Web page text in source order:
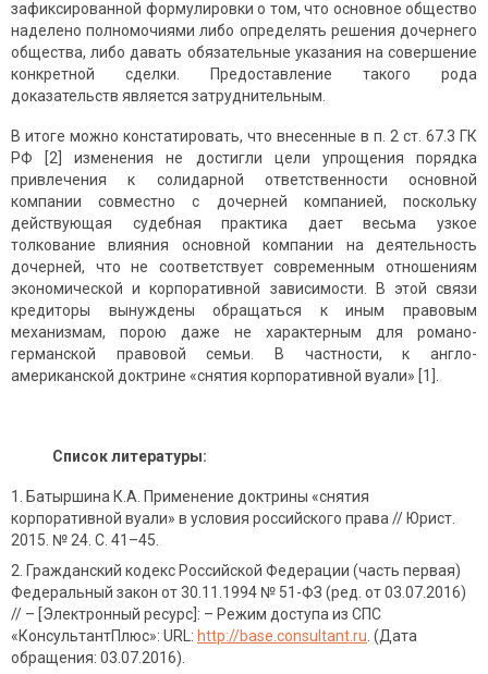
зафиксированной формулировки о том, что основное общество
наделено полномочиями либо определять решения дочернего
общества, либо давать обязательные указания на совершение
конкретной сделки. Предоставление такого рода
доказательств является затруднительным.
В итоге можно констатировать, что внесенные в п. 2 ст. 67.3 ГК
РФ [2] изменения не достигли цели упрощения порядка
привлечения к солидарной ответственности основной
компании совместно с дочерней компанией, поскольку
действующая судебная практика дает весьма узкое
толкование влияния основной компании на деятельность
дочерней, что не соответствует современным отношениям
экономической и корпоративной зависимости. В этой связи
кредиторы вынуждены обращаться к иным правовым
механизмам, порою даже не характерным для романо-
германской правовой семьи. В частности, к англо-
американской доктрине «снятия корпоративной вуали» [1].
Список литературы:
Батыршина К.А. Применение доктрины «снятия
корпоративной вуали» в условия российского права // Юрист.
2015. № 24. С. 41–45.
Гражданский кодекс Российской Федерации (часть первая)
Федеральный закон от 30.11.1994 № 51-ФЗ (ред. от 03.07.2016)
// – [Электронный ресурс]: – Режим доступа из СПС
«КонсультантПлюс»: URL: http://base.consultant.ru . (Дата
обращения: 03.07.2016).